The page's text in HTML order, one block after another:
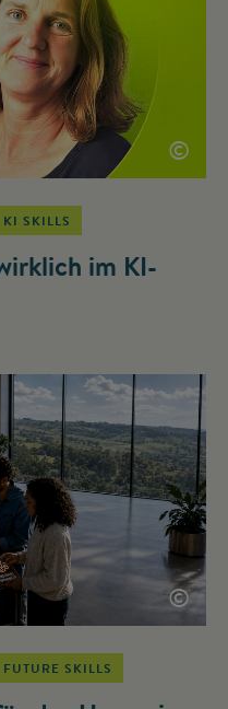
©
KI SKILLS
im KI-
©
FUTURE SKILLS